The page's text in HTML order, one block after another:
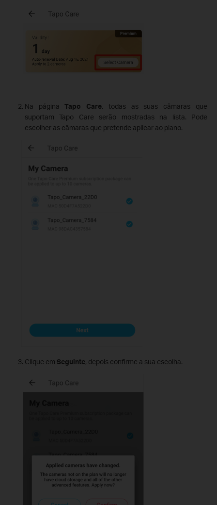
Na páginaTapo Care, todas as suas câmaras que
suportam Tapo Care serão mostradas na lista. Pode
escolher as câmaras que pretende aplicar ao plano.
Clique em Seguinte, depois confirme a sua escolha.